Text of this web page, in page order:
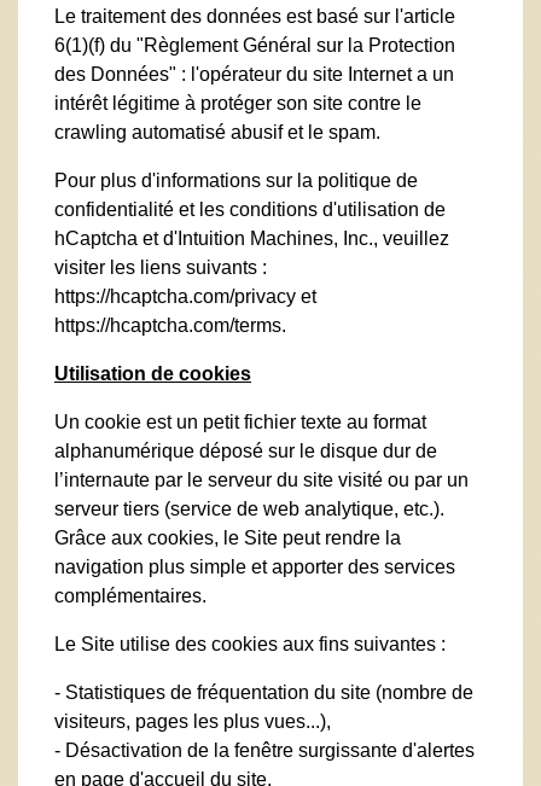
Le traitement des données est basé sur l'article
6(1)(f) du "Règlement Général sur la Protection
des Données" : l'opérateur du site Internet a un
intérêt légitime à protéger son site contre le
crawling automatisé abusif et le spam.
Pour plus d'informations sur la politique de
confidentialité et les conditions d'utilisation de
hCaptcha et d'Intuition Machines, Inc., veuillez
visiter les liens suivants :
https://hcaptcha.com/privacy et
https://hcaptcha.com/terms.
Utilisation de cookies
Un cookie est un petit fichier texte au format
alphanumérique déposé sur le disque dur de
l’internaute par le serveur du site visité ou par un
serveur tiers (service de web analytique, etc.).
Grâce aux cookies, le Site peut rendre la
navigation plus simple et apporter des services
complémentaires.
Le Site utilise des cookies aux fins suivantes :
- Statistiques de fréquentation du site (nombre de
visiteurs, pages les plus vues...),
- Désactivation de la fenêtre surgissante d'alertes
en page d'accueil du site,